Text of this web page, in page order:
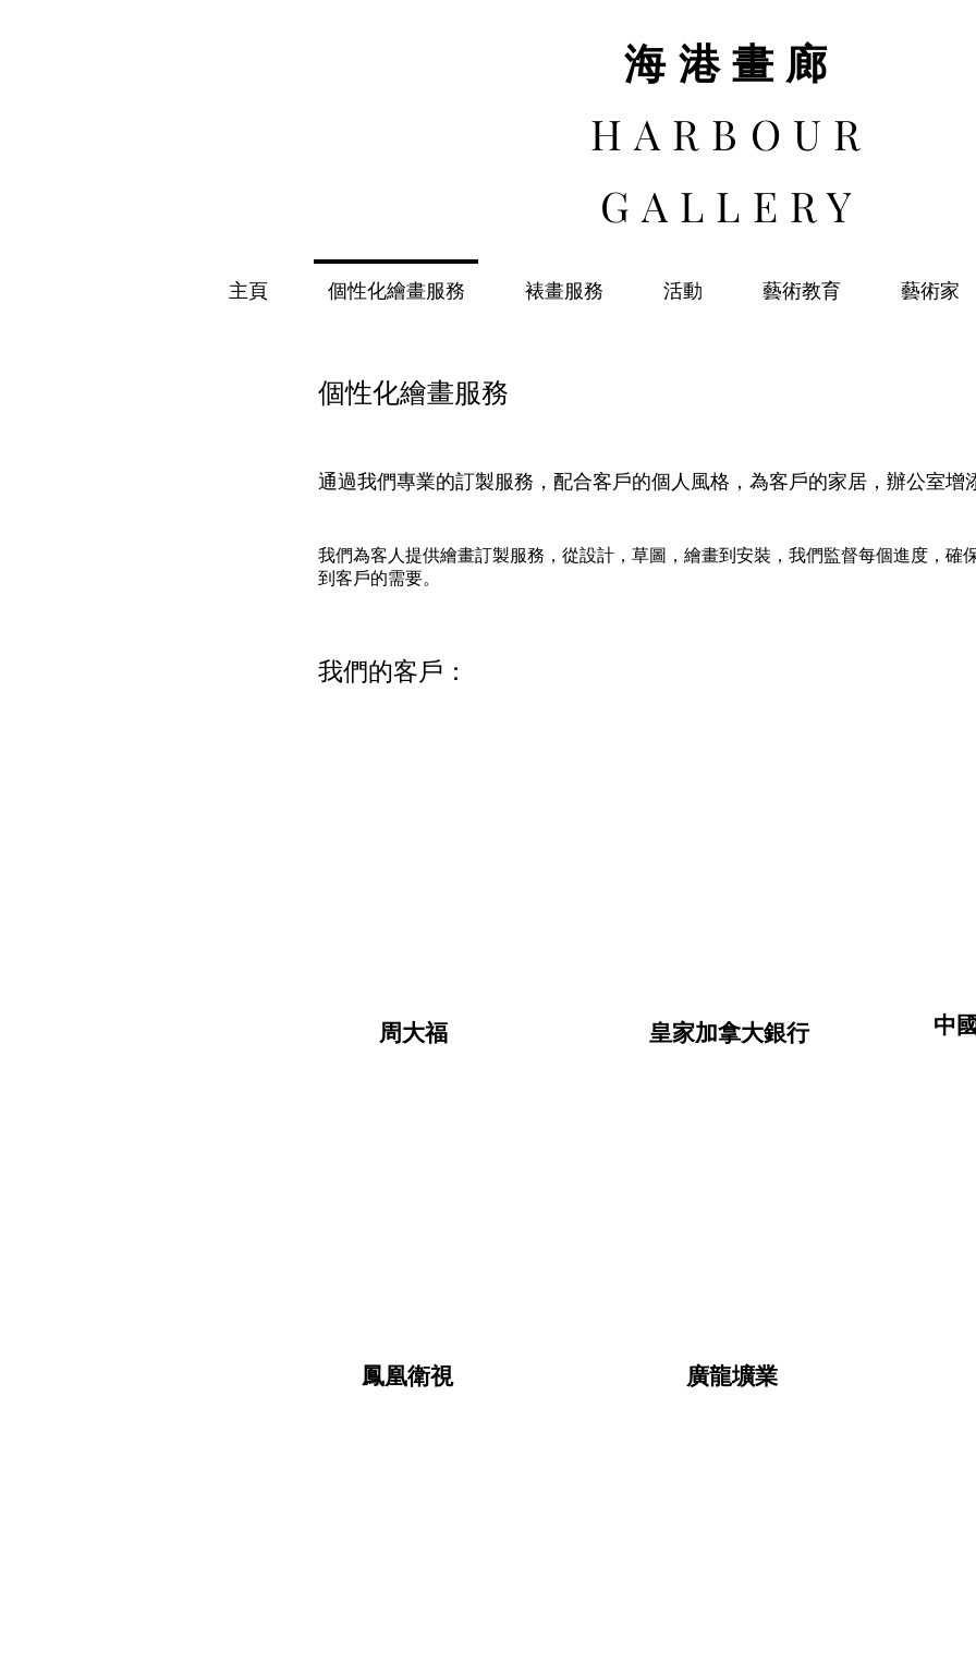
​海港畫廊
HARBOUR
GALLERY
主頁 個性化繪畫服務 裱畫服務 活動 藝術教育 藝術家
個性化繪畫服務
通過我們專業的訂製服務，配合客戶的個人風格， 為客戶的家居，辦公室增
我們為客人提供繪畫訂製服務，從設計，草圖，繪畫到安裝，我們監督每個進度，確
到客戶的需要。
我們的客戶：
周大福
鳳凰衛視
皇家加拿大銀行
廣龍壙業
中